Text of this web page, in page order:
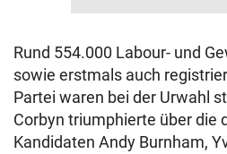
Rund 554.000 Labour- und
sowie erstmals auch
Partei waren bei der Urwahl
Corbyn triumphierte über die
Kandidaten Andy Burnham,